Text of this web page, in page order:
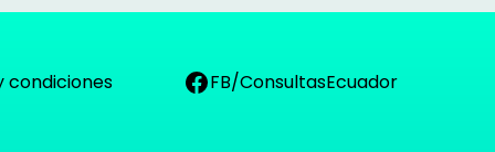
condiciones
FB/ConsultasEcuador